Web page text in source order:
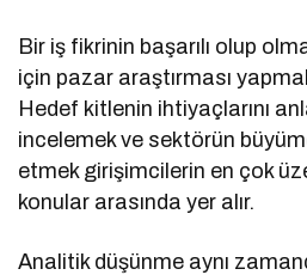
Bir iş fikrinin başarılı olup
için pazar araştırması
Hedef kitlenin ihtiyaçlarını
incelemek ve sektörün
etmek girişimcilerin en çok
konular arasında yer alır.
Analitik düşünme aynı